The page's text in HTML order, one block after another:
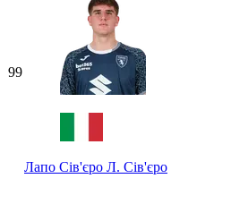
99
Лапо Сів'єро Л. Сів'єро